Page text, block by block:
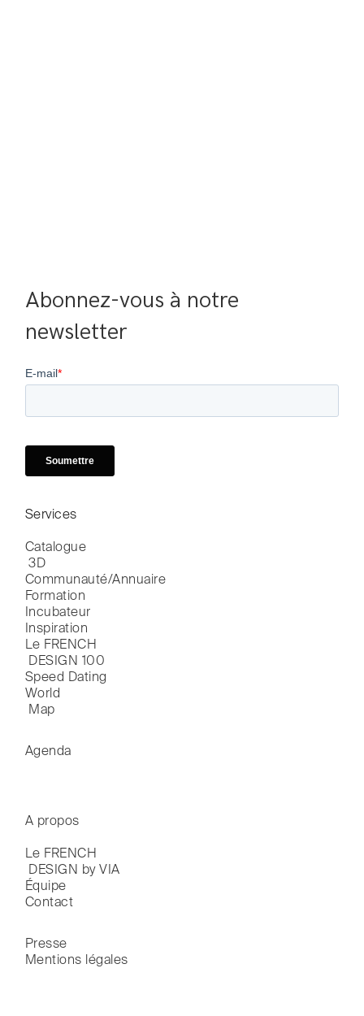
Abonnez-vous à notre
newsletter
Services
Catalogue
3D
Communauté/Annuaire
Formation
Incubateur
Inspiration
Le FRENCH
DESIGN 100
Speed Dating
World
Map
Agenda
A propos
Le FRENCH
DESIGN by VIA
Équipe
Contact
Presse
Mentions légales